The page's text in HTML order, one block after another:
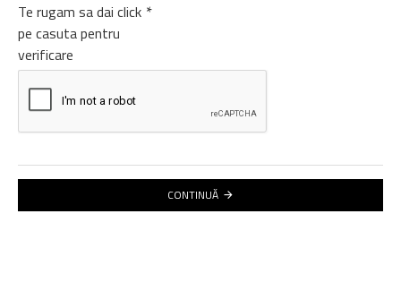
Te rugam sa dai click
pe casuta pentru
verificare
CONTINUĂ